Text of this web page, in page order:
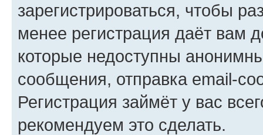
зарегистрироваться, чтобы
менее регистрация даёт вам
которые недоступны
сообщения, отправка email-
Регистрация займёт у вас
рекомендуем это сделать.